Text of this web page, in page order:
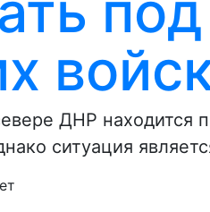
ДНР находится
ситуация